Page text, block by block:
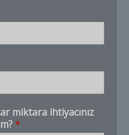
miktara ihtiyacınız
*